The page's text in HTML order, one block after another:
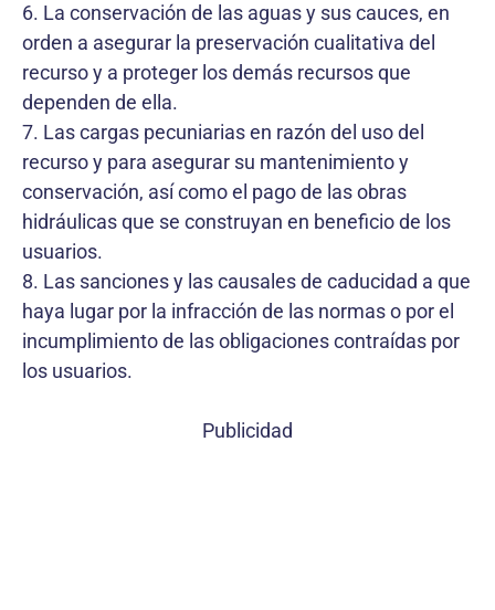
6. La conservación de las aguas y sus cauces, en
orden a asegurar la preservación cualitativa del
recurso y a proteger los demás recursos que
dependen de ella.
7. Las cargas pecuniarias en razón del uso del
recurso y para asegurar su mantenimiento y
conservación, así como el pago de las obras
hidráulicas que se construyan en beneficio de los
usuarios.
8. Las sanciones y las causales de caducidad a que
haya lugar por la infracción de las normas o por el
incumplimiento de las obligaciones contraídas por
los usuarios.
Publicidad